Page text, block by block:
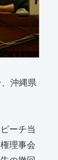
沖縄県
ーチ当
理事会